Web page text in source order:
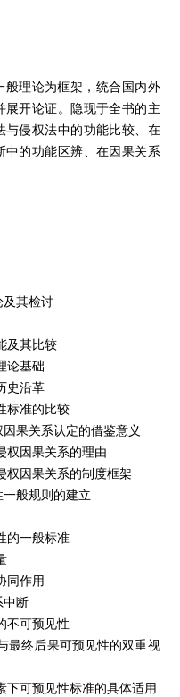
理论为框架，统合国内外
开论证。隐现于全书的主
侵权法中的功能比较、在
的功能区辨、在因果关系
其检讨
及其比较
论基础
史沿革
标准的比较
果关系认定的借鉴意义
权因果关系的理由
权因果关系的制度框架
般规则的建立
的一般标准
同作用
中断
不可预见性
终后果可预见性的双重视
可预见性标准的具体适用